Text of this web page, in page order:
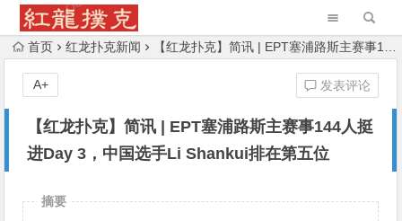
首页 红龙扑克新闻 【红龙扑克】简讯 | EPT塞浦路斯主赛事144人挺进Day 3，中国选手Li Shankui排在第五位
【红龙扑克】简讯 | EPT塞浦路斯主赛事144人挺
进Day 3，中国选手Li Shankui排在第五位
发表评论
A+
摘要